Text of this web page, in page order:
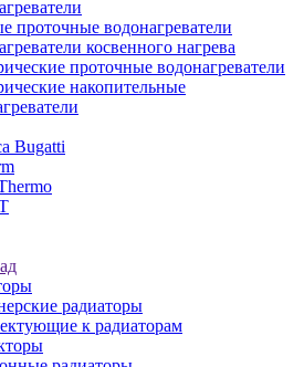
проточные водонагреватели
косвенного нагрева
проточные водонагреватели
накопительные
Bugatti
радиаторы
к радиаторам